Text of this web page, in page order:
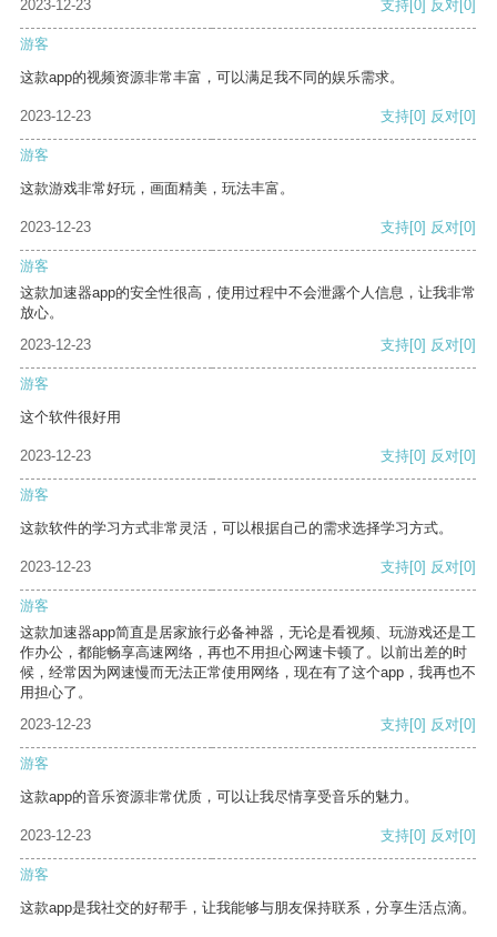
2023-12-23 支持 [0] 反对 [0]
游客
这款app的视频资源非常丰富，可以满足我不同的娱乐需求。
2023-12-23 支持[0] 反对[0]
游客
这款游戏非常好玩，画面精美，玩法丰富。
2023-12-23 支持[0] 反对[0]
游客
这款加速器app的安全性很高，使用过程中不会泄露个人信息，让我非常
放心。
2023-12-23
支持[0] 反对[0]
游客
这个软件很好用
2023-12-23 支持[0] 反对[0]
游客
这款软件的学习方式非常灵活，可以根据自己的需求选择学习方式。
2023-12-23 支持[0] 反对[0]
游客
这款加速器app简直是居家旅行必备神器，无论是看视频、玩游戏还是工
作办公，都能畅享高速网络，再也不用担心网速卡顿了。以前出差的时
候，经常因为网速慢而无法正常使用网络，现在有了这个app，我再也不
用担心了。
2023-12-23
支持[0] 反对[0]
游客
这款app的音乐资源非常优质，可以让我尽情享受音乐的魅力。
2023-12-23 支持[0] 反对[0]
游客
这款app是我社交的好帮手，让我能够与朋友保持联系，分享生活点滴。